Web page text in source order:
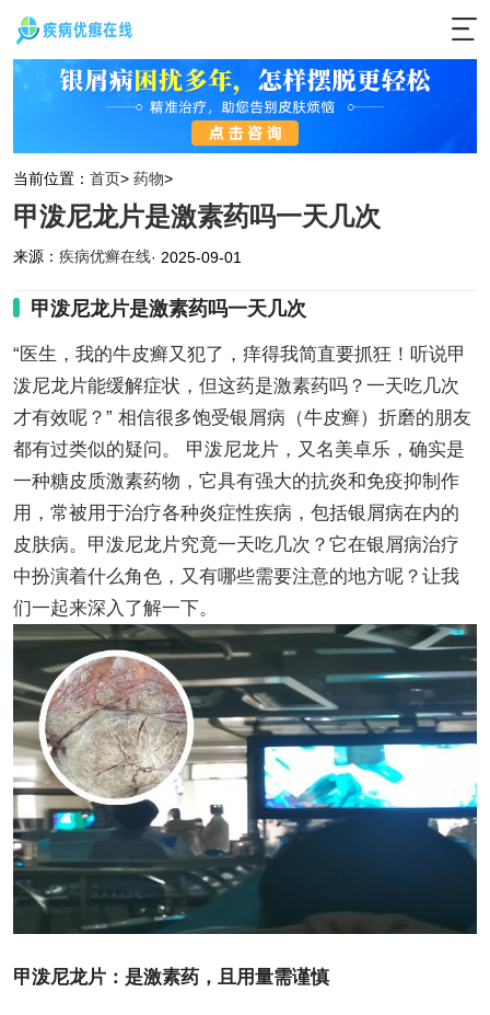
当前位置： 首页> 药物>
甲泼尼龙片是激素药吗一天几次
来源： 疾病优癣在线· 2025-09-01
甲泼尼龙片是激素药吗一天几次
“医生，我的牛皮癣又犯了，痒得我简直要抓狂！听说甲
泼尼龙片能缓解症状，但这药是激素药吗？一天吃几次
才有效呢？” 相信很多饱受银屑病（牛皮癣）折磨的朋友
都有过类似的疑问。 甲泼尼龙片，又名美卓乐，确实是
一种糖皮质激素药物，它具有强大的抗炎和免疫抑制作
用，常被用于治疗各种炎症性疾病，包括银屑病在内的
皮肤病。甲泼尼龙片究竟一天吃几次？它在银屑病治疗
中扮演着什么角色，又有哪些需要注意的地方呢？让我
们一起来深入了解一下。
甲泼尼龙片：是激素药，且用量需谨慎